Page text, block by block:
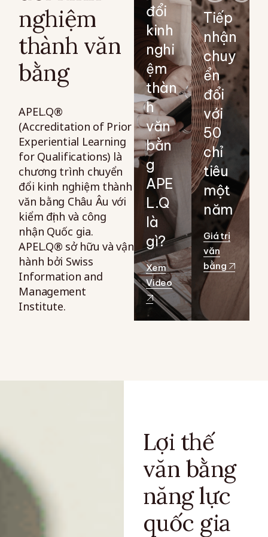
nghiệm
thành văn
bằng
APEL.Q®
(Accreditation of Prior
Experiential Learning
for Qualifications) là
chương trình chuyển
đổi kinh nghiệm thành
văn bằng Châu Âu với
kiểm định và công
nhận Quốc gia.
APEL.Q® sở hữu và vận
hành bởi Swiss
Information and
Management
Institute.
đổi
kinh
nghi
ệm
thàn
h
văn
bằn
g
APE
L.Q
là
gì?
Xem
Video
Tiếp
nhận
chuy
ển
đổi
với
50
chỉ
tiêu
một
năm
Giá trị
văn
bằng
Lợi thế
văn bằng
năng lực
quốc gia